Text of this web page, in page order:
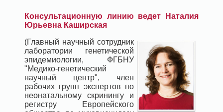
Консультационную линию ведет Наталия
Юрьевна Каширская
(Главный научный сотрудник
лаборатории генетической
эпидемиологии, ФГБНУ
"Медико-генетический
научный центр", член
рабочих групп экспертов по
неонатальному скринингу и
регистру Европейского